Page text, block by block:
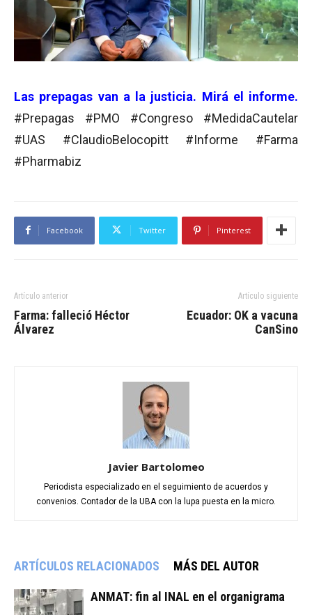
Las prepagas van a la justicia. Mirá el informe.
#Prepagas #PMO #Congreso #MedidaCautelar
#UAS #ClaudioBelocopitt #Informe #Farma
#Pharmabiz
Facebook Twitter Pinterest
Artículo anterior
Farma: falleció Héctor
Álvarez
Artículo siguiente
Ecuador: OK a vacuna
CanSino
Javier Bartolomeo
Periodista especializado en el seguimiento de acuerdos y
convenios. Contador de la UBA con la lupa puesta en la micro.
ARTÍCULOS RELACIONADOS MÁS DEL AUTOR
ANMAT: fin al INAL en el organigrama